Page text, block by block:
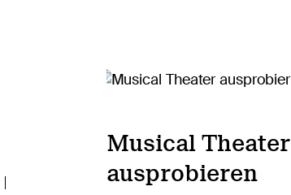
Musical Theater
ausprobieren